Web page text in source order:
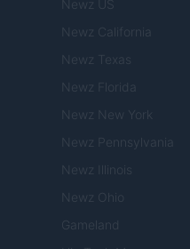
Newz US
Newz California
Newz Texas
Newz Florida
Newz New York
Newz Pennsylvania
Newz Illinois
Newz Ohio
Gameland